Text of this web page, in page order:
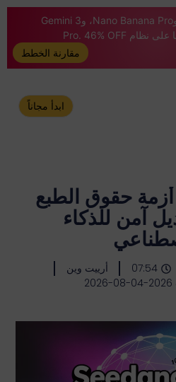
Claude Opus 4.6، وSora 2، وNano Banana Pro، وGemini 3
مقارنة الخطط
ابدأ مجاناً
سيدانس 2.0 أزمة حقوق الطبع
آمن للذكاء
07:54
أرييت وين